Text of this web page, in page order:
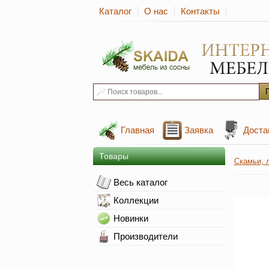
Каталог О нас Контакты
Главная Заявка
Товары
Весь каталог
Коллекции
Новинки
Производители
Скамьи,